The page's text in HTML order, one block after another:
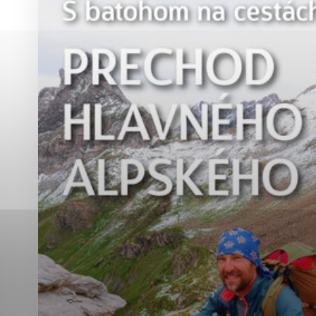
Karanténna stanica Malacky
Sčítanie obyvateľov, domov a bytov
Technické súbory
tým, že umožňujú
stránky. Bez týchto
Analytické cookies
Analytické cookies
aby mohol stránky
možné ich spojiť s